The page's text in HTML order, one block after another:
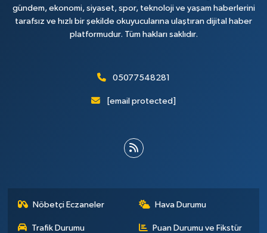
gündem, ekonomi, siyaset, spor, teknoloji ve yaşam haberlerini
tarafsız ve hızlı bir şekilde okuyucularına ulaştıran dijital haber
platformudur. Tüm hakları saklıdır.
05077548281
[email protected]
Nöbetçi Eczaneler Hava Durumu
Trafik Durumu Puan Durumu ve Fikstür